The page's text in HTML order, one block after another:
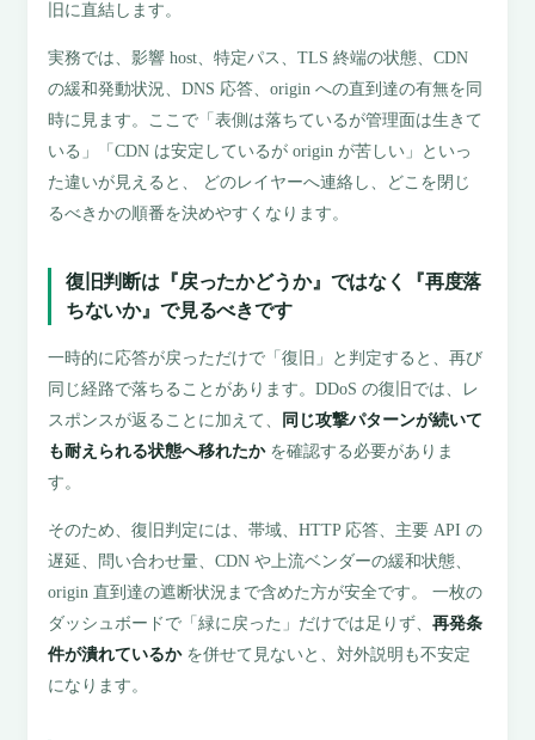
旧に直結します。
実務では、影響 host、特定パス、TLS 終端の状態、CDN
の緩和発動状況、DNS 応答、origin への直到達の有無を同
時に見ます。ここで「表側は落ちているが管理面は生きて
いる」「CDN は安定しているが origin が苦しい」といっ
た違いが見えると、 どのレイヤーへ連絡し、どこを閉じ
るべきかの順番を決めやすくなります。
復旧判断は『戻ったかどうか』ではなく『再度落
ちないか』で見るべきです
一時的に応答が戻っただけで「復旧」と判定すると、再び
同じ経路で落ちることがあります。DDoS の復旧では、レ
スポンスが返ることに加えて、
同じ攻撃パターンが続いて
も耐えられる状態へ移れたかを確認する必要がありま
す。
そのため、復旧判定には、帯域、HTTP 応答、主要 API の
遅延、問い合わせ量、CDN や上流ベンダーの緩和状態、
origin 直到達の遮断状況まで含めた方が安全です。 一枚の
ダッシュボードで「緑に戻った」だけでは足りず、再発条
件が潰れているかを併せて見ないと、対外説明も不安定
になります。